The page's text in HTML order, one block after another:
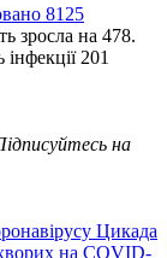
8125
зросла на 478.
201
на
Цикада
хворих на COVID-